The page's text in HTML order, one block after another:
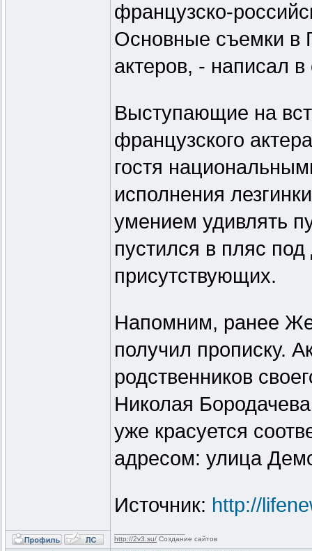
французско-
Основные съемки в
актеров, - написал
Выступающие на
французского
гостя
исполнения
умением удивлять
пустился в пляс
присутствующих.
Напомним, ранее
получил прописку.
родственников
Николая
уже красуется
адресом: улица
Источник: http://
http://2v3.su/ Создание сайтов